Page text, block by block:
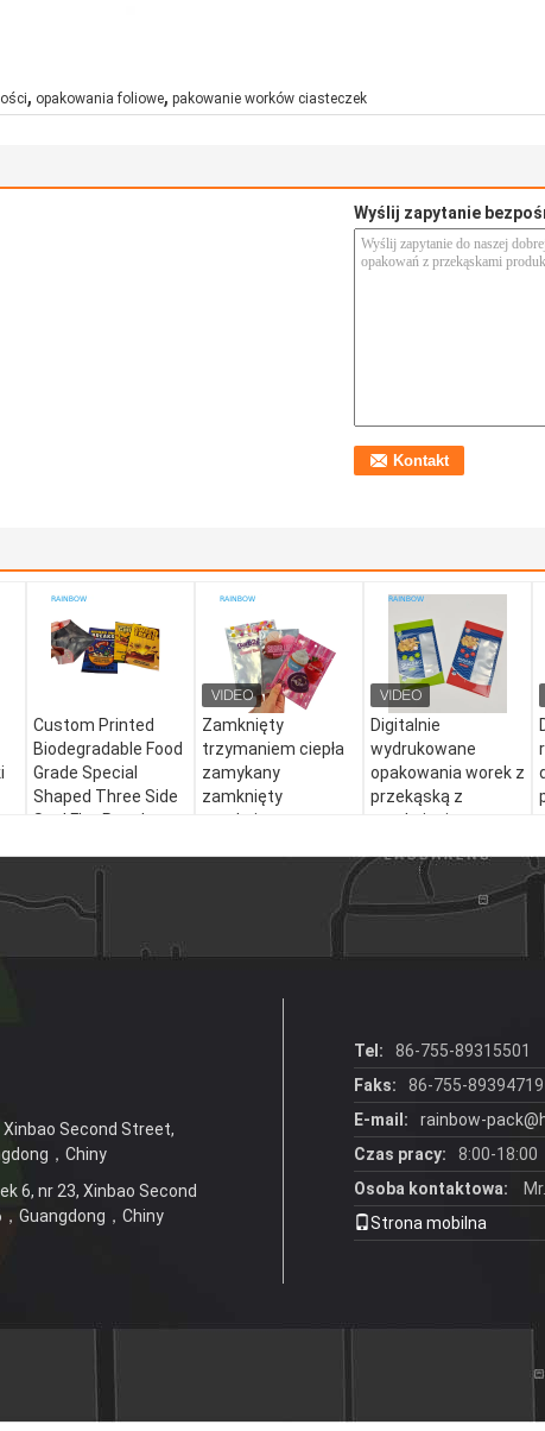
, opakowania foliowe, pakowanie worków ciasteczek
Wyślij zapytanie
Custom Printed
Biodegradable Food
Grade Special
Shaped Three Side
Seal Flat Pouch
Zamknięty
trzymaniem ciepła
zamykany
zamknięty
zamknięty
zamknięty
Digitalnie
wydrukowane
opakowania worek z
przekąską z
zamknięciem
pojemnik o
dostosowanym
rozmiarze
Xinbao Second Street,
，Chiny
6, nr 23, Xinbao Second
Guangdong，Chiny
Tel:
86-755-89315501
Faks:
86-755-89394719
E-mail:
rainbow-
Czas pracy:
8:00-18:00
Osoba kontaktowa:
Strona mobilna